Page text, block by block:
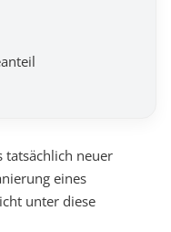
tatsächlich neuer
eines
unter diese